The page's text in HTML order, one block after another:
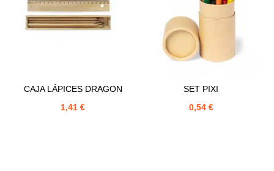
CAJA LÁPICES DRAGON
1,41€
SET PIXI
0,54 €